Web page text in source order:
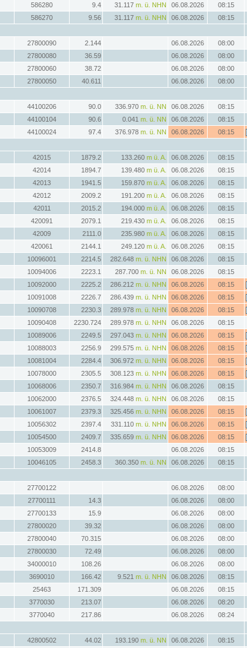
586280 9.4 31.117 m. ü. NHN 06.08.2026 08:15
586270 9.56 31.117 m. ü. NHN 06.08.2026 08:15
27800090 2.144 06.08.2026 08:00
27800080 36.59 06.08.2026 08:00
27800060 38.72 06.08.2026 08:00
27800050 40.611 06.08.2026 08:00
44100206 90.0 336.970 m. ü. NN 06.08.2026 08:15
44100104 90.6 0.041 m. ü. NN 06.08.2026 08:15
44100024 97.4 376.978 m. ü. NN 06.08.2026 08:15
42015 1879.2 133.260 m ü. A. 06.08.2026 08:15
42014 1894.7 139.480 m ü. A. 06.08.2026 08:15
42013 1941.5 159.870 m ü. A. 06.08.2026 08:15
42012 2009.2 191.200 m ü. A. 06.08.2026 08:15
42011 2015.2 194.000 m ü. A. 06.08.2026 08:15
420091 2079.1 219.430 m ü. A. 06.08.2026 08:15
42009 2111.0 235.980 m ü. A. 06.08.2026 08:15
420061 2144.1 249.120 m ü. A. 06.08.2026 08:15
10096001 2214.5 282.648 m. ü. NHN 06.08.2026 08:15
10094006 2223.1 287.700 m. ü. NN 06.08.2026 08:15
10092000 2225.2 286.212 m. ü. NHN 06.08.2026 08:15
10091008 2226.7 286.439 m. ü. NHN 06.08.2026 08:15
10090708 2230.3 289.978 m. ü. NHN 06.08.2026 08:15
10090408 2230.724 289.978 m. ü. NHN 06.08.2026 08:15
10089006 2249.5 297.043 m. ü. NHN 06.08.2026 08:15
10088003 2256.9 299.575 m. ü. NHN 06.08.2026 08:15
10081004 2284.4 306.972 m. ü. NHN 06.08.2026 08:15
10078000 2305.5 308.123 m. ü. NHN 06.08.2026 08:15
10068006 2350.7 316.984 m. ü. NHN 06.08.2026 08:15
10062000 2376.5 324.448 m. ü. NHN 06.08.2026 08:15
10061007 2379.3 325.456 m. ü. NHN 06.08.2026 08:15
10056302 2397.4 331.110 m. ü. NHN 06.08.2026 08:15
10054500 2409.7 335.659 m. ü. NHN 06.08.2026 08:15
10053009 2414.8 06.08.2026 08:15
10046105 2458.3 360.350 m. ü. NN 06.08.2026 08:15
27700122 06.08.2026 08:00
27700111 14.3 06.08.2026 08:00
27700133 15.9 06.08.2026 08:00
27800020 39.32 06.08.2026 08:00
27800040 70.315 06.08.2026 08:00
27800030 72.49 06.08.2026 08:00
34000010 108.26 06.08.2026 08:00
3690010 166.42 9.521 m. ü. NHN 06.08.2026 08:15
25463 171.309 06.08.2026 08:15
3770030 213.07 06.08.2026 08:20
3770040 217.86 06.08.2026 08:24
42800502 44.02 193.190 m. ü. NN 06.08.2026 08:15